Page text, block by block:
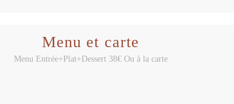
Menu et carte
Menu Entrée+Plat+Dessert 38€ Ou à la carte